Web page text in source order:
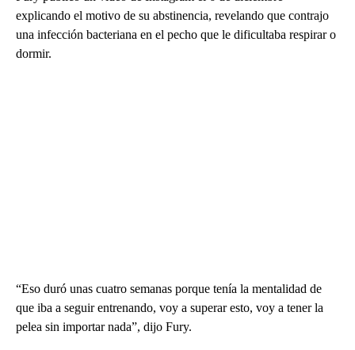
explicando el motivo de su abstinencia, revelando que contrajo
una infección bacteriana en el pecho que le dificultaba respirar o
dormir.
“Eso duró unas cuatro semanas porque tenía la mentalidad de
que iba a seguir entrenando, voy a superar esto, voy a tener la
pelea sin importar nada”, dijo Fury.